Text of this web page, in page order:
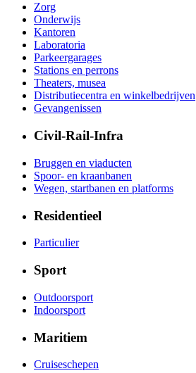
Zorg
Onderwijs
Kantoren
Laboratoria
Parkeergarages
Stations en perrons
Theaters, musea
Distributiecentra en winkelbedrijven
Gevangenissen
Civil-Rail-Infra
Bruggen en viaducten
Spoor- en kraanbanen
Wegen, startbanen en platforms
Residentieel
Particulier
Sport
Outdoorsport
Indoorsport
Maritiem
Cruiseschepen